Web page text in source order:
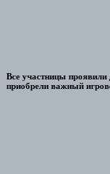
Все участницы
приобрели важный